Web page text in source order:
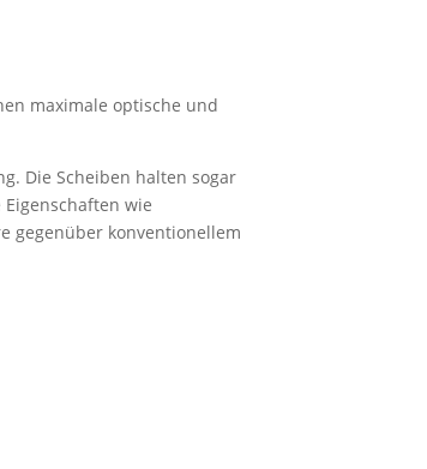
maximale optische und
Die Scheiben halten sogar
wie
gegenüber konventionellem